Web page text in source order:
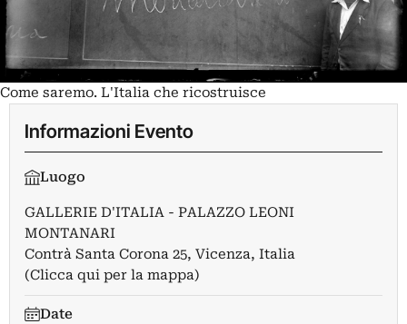
Come saremo. L'Italia che ricostruisce
Informazioni Evento
Luogo
GALLERIE D'ITALIA - PALAZZO LEONI
MONTANARI
Contrà Santa Corona 25, Vicenza, Italia
(Clicca qui per la mappa)
Date